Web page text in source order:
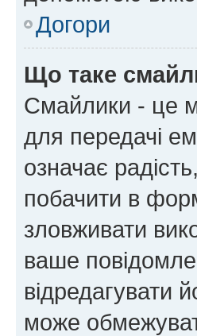
Догори
Що таке
Смайлики - це
для передачі
означає
побачити в
зловживати
ваше
відредагувати
може